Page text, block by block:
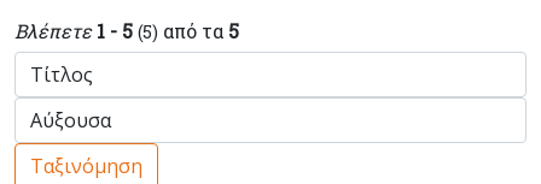
Βλέπετε 1 - 5 (5) από τα 5
Ταξινόμηση